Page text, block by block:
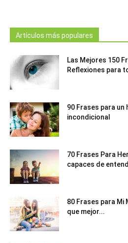
Artículos más populares
Las Mejores 150
Reflexiones para
90 Frases para un
incondicional
70 Frases Para
capaces de
80 Frases para Mi
que mejor...